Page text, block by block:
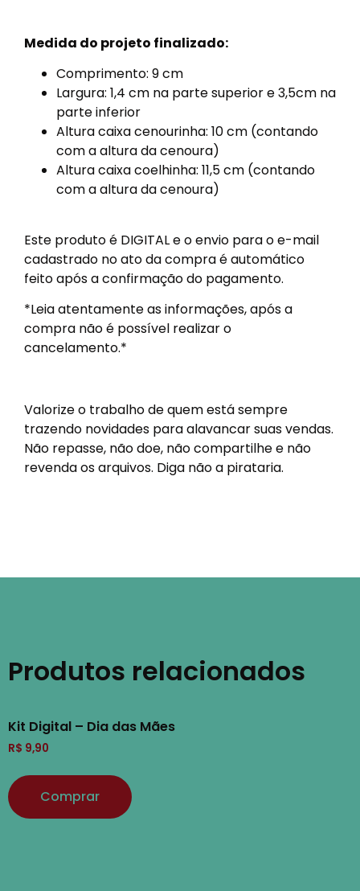
Medida do projeto finalizado:
Comprimento: 9 cm
Largura: 1,4 cm na parte superior e 3,5cm na
parte inferior
Altura caixa cenourinha: 10 cm (contando
com a altura da cenoura)
Altura caixa coelhinha: 11,5 cm (contando
com a altura da cenoura)
Este produto é DIGITAL e o envio para o e-mail
cadastrado no ato da compra é automático
feito após a confirmação do pagamento.
*Leia atentamente as informações, após a
compra não é possível realizar o
cancelamento.*
Valorize o trabalho de quem está sempre
trazendo novidades para alavancar suas vendas.
Não repasse, não doe, não compartilhe e não
revenda os arquivos. Diga não a pirataria.
Produtos relacionados
Kit Digital – Dia das Mães
R$ 9,90
Comprar